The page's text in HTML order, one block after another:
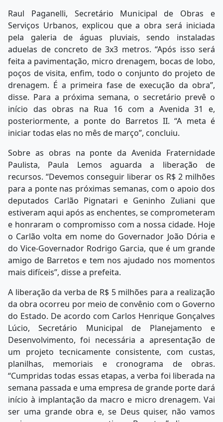
Raul Paganelli, Secretário Municipal de Obras e
Serviços Urbanos, explicou que a obra será iniciada
pela galeria de águas pluviais, sendo instaladas
aduelas de concreto de 3x3 metros. “Após isso será
feita a pavimentação, micro drenagem, bocas de lobo,
poços de visita, enfim, todo o conjunto do projeto de
drenagem. É a primeira fase de execução da obra”,
disse. Para a próxima semana, o secretário prevê o
início das obras na Rua 16 com a Avenida 31 e,
posteriormente, a ponte do Barretos II. “A meta é
iniciar todas elas no mês de março”, concluiu.
Sobre as obras na ponte da Avenida Fraternidade
Paulista, Paula Lemos aguarda a liberação de
recursos. “Devemos conseguir liberar os R$ 2 milhões
para a ponte nas próximas semanas, com o apoio dos
deputados Carlão Pignatari e Geninho Zuliani que
estiveram aqui após as enchentes, se comprometeram
e honraram o compromisso com a nossa cidade. Hoje
o Carlão volta em nome do Governador João Dória e
do Vice-Governador Rodrigo Garcia, que é um grande
amigo de Barretos e tem nos ajudado nos momentos
mais difíceis”, disse a prefeita.
A liberação da verba de R$ 5 milhões para a realização
da obra ocorreu por meio de convênio com o Governo
do Estado. De acordo com Carlos Henrique Gonçalves
Lúcio, Secretário Municipal de Planejamento e
Desenvolvimento, foi necessária a apresentação de
um projeto tecnicamente consistente, com custas,
planilhas, memoriais e cronograma de obras.
“Cumpridas todas essas etapas, a verba foi liberada na
semana passada e uma empresa de grande porte dará
início à implantação da macro e micro drenagem. Vai
ser uma grande obra e, se Deus quiser, não vamos